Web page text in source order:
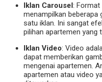
Iklan Carousel: Format
menampilkan beberapa
satu iklan. Ini sangat
pilihan apartemen yang
Iklan Video: Video
dapat memberikan
mengenai apartemen.
apartemen atau video